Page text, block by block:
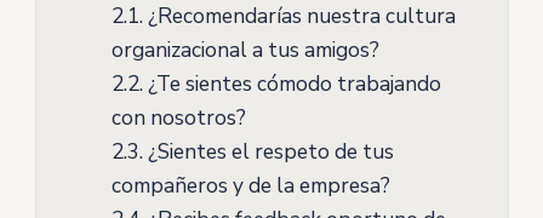
2.1.¿Recomendarías nuestra cultura
organizacional a tus amigos?
2.2.¿Te sientes cómodo trabajando
con nosotros?
2.3.¿Sientes el respeto de tus
compañeros y de la empresa?